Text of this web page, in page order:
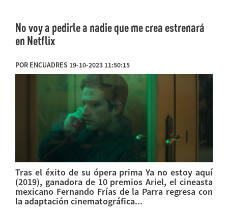
No voy a pedirle a nadie que me crea estrenará
en Netflix
POR ENCUADRES 19-10-2023 11:50:15
Tras el éxito de su ópera prima Ya no estoy aquí
(2019), ganadora de 10 premios Ariel, el cineasta
mexicano Fernando Frías de la Parra regresa con
la adaptación cinematográfica...